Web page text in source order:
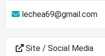
lechea69@gmail.com
Site / Social Media